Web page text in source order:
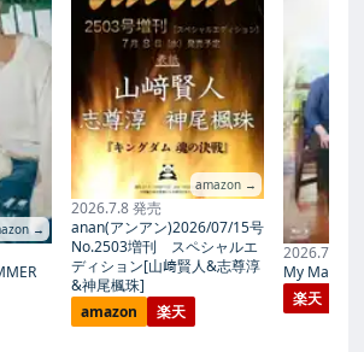
→
amazon →
2026.7.8 発売
anan(アンアン)2026/07/15号
No.2503増刊 スペシャルエ
ディション[山﨑賢人&志尊淳
&神尾楓珠]
amazon
楽天
2026.7.27
My Magic
楽天